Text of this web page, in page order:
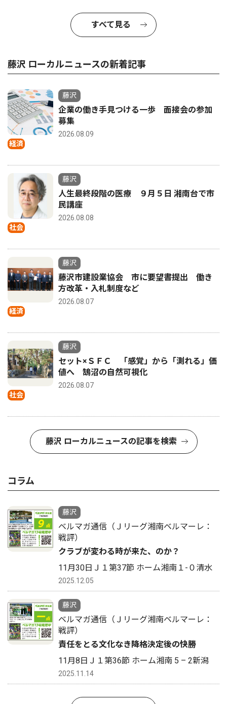
すべて見る
藤沢 ローカルニュースの新着記事
経済
藤沢
企業の働き手見つける一歩 面接会の参加
募集
2026.08.09
社会
藤沢
人生最終段階の医療 ９月５日 湘南台で市
民講座
2026.08.08
経済
藤沢
藤沢市建設業協会 市に要望書提出 働き
方改革・入札制度など
2026.08.07
社会
藤沢
セット×ＳＦＣ 「感覚」から「測れる」価
値へ 鵠沼の自然可視化
2026.08.07
藤沢 ローカルニュースの記事を検索
コラム
藤沢
ベルマガ通信（Ｊリーグ湘南ベルマーレ：
戦評）
クラブが変わる時が来た、のか？
11月30日Ｊ１第37節 ホーム湘南１-０清水
2025.12.05
藤沢
ベルマガ通信（Ｊリーグ湘南ベルマーレ：
戦評）
責任をとる文化なき降格決定後の快勝
11月8日Ｊ１第36節 ホーム湘南 5 – 2新潟
2025.11.14